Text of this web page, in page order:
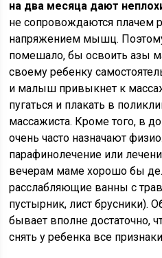
на два месяца дают
не сопровождаются плачем
напряжением мышц.
помешало, бы освоить азы
своему ребенку
и малыш привыкнет к
пугаться и плакать в
массажиста. Кроме того, в
очень часто назначают
парафинолечение или
вечерам маме хорошо бы
расслабляющие ванны с
пустырник, лист брусники).
бывает вполне достаточно,
снять у ребенка все